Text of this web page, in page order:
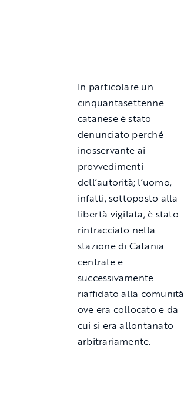
In particolare un
cinquantasettenne
catanese è stato
denunciato perché
inosservante ai
provvedimenti
dell’autorità; l’uomo,
infatti, sottoposto alla
libertà vigilata, è stato
rintracciato nella
stazione di Catania
centrale e
successivamente
riaffidato alla comunità
ove era collocato e da
cui si era allontanato
arbitrariamente.